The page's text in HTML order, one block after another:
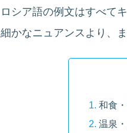
ロシア語の例文はすべて
細かなニュアンスより、
和食
温泉